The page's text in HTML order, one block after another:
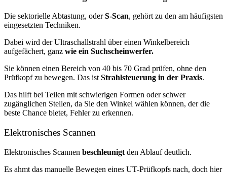
Die sektorielle Abtastung, oderS-Scan, gehört zu den am häufigsten
eingesetzten Techniken.
Dabei wird der Ultraschallstrahl über einen Winkelbereich
aufgefächert, ganz wie ein Suchscheinwerfer.
Sie können einen Bereich von 40 bis 70 Grad prüfen, ohne den
Prüfkopf zu bewegen. Das ist Strahlsteuerung in der Praxis.
Das hilft bei Teilen mit schwierigen Formen oder schwer
zugänglichen Stellen, da Sie den Winkel wählen können, der die
beste Chance bietet, Fehler zu erkennen.
Elektronisches Scannen
Elektronisches Scannen beschleunigt den Ablauf deutlich.
Es ahmt das manuelle Bewegen eines UT-Prüfkopfs nach, doch hier